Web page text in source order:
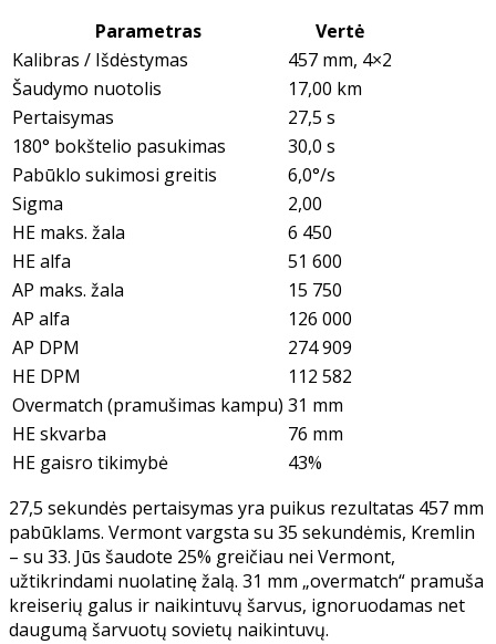
Parametras
Vertė
Kalibras / Išdėstymas
457 mm, 4×2
Šaudymo nuotolis
17,00 km
Pertaisymas
27,5 s
180° bokštelio pasukimas
30,0 s
Pabūklo sukimosi greitis
6,0°/s
Sigma
2,00
HE maks. žala
6 450
HE alfa
51 600
AP maks. žala
15 750
AP alfa
126 000
AP DPM
274 909
HE DPM
112 582
Overmatch (pramušimas kampu) 31 mm
HE skvarba
76 mm
HE gaisro tikimybė
43%
27,5 sekundės pertaisymas yra puikus rezultatas 457 mm
pabūklams. Vermont vargsta su 35 sekundėmis, Kremlin
– su 33. Jūs šaudote 25% greičiau nei Vermont,
užtikrindami nuolatinę žalą. 31 mm „overmatch“ pramuša
kreiserių galus ir naikintuvų šarvus, ignoruodamas net
daugumą šarvuotų sovietų naikintuvų.